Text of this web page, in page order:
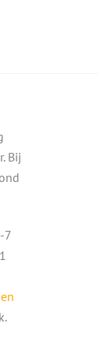
Bij
7